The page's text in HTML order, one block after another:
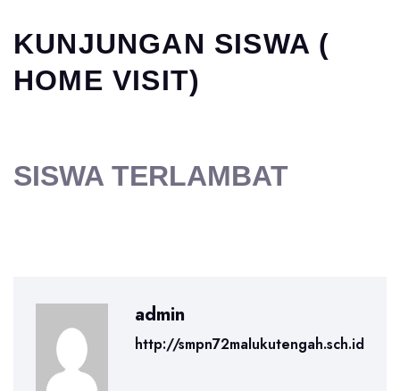
KUNJUNGAN SISWA (
HOME VISIT)
SISWA TERLAMBAT
admin
http://smpn72malukutengah.sch.id